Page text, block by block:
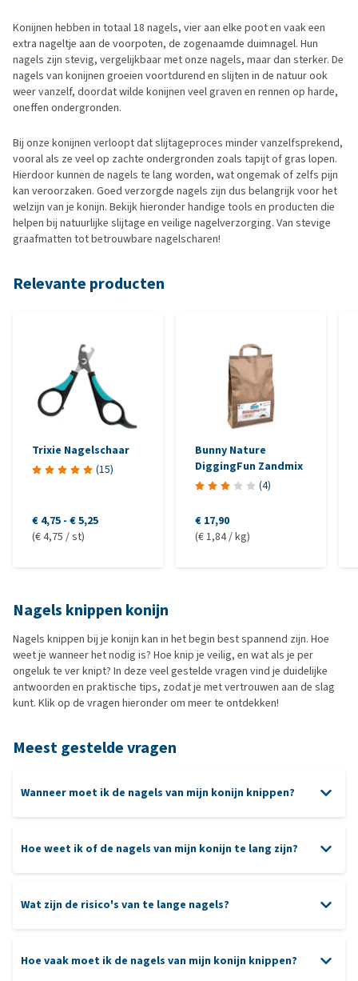
Konijnen hebben in totaal 18 nagels, vier aan elke poot en vaak een
extra nageltje aan de voorpoten, de zogenaamde duimnagel. Hun
nagels zijn stevig, vergelijkbaar met onze nagels, maar dan sterker. De
nagels van konijnen groeien voortdurend en slijten in de natuur ook
weer vanzelf, doordat wilde konijnen veel graven en rennen op harde,
oneffen ondergronden.
Bij onze konijnen verloopt dat slijtageproces minder vanzelfsprekend,
vooral als ze veel op zachte ondergronden zoals tapijt of gras lopen.
Hierdoor kunnen de nagels te lang worden, wat ongemak of zelfs pijn
kan veroorzaken. Goed verzorgde nagels zijn dus belangrijk voor het
welzijn van je konijn. Bekijk hieronder handige tools en producten die
helpen bij natuurlijke slijtage en veilige nagelverzorging. Van stevige
graafmatten tot betrouwbare nagelscharen!
Relevante producten
Trixie Nagelschaar
(15)
€ 4,75 - € 5,25
(€ 4,75 / st)
Bunny Nature
DiggingFun Zandmix
(4)
€ 17,90
(€ 1,84 / kg)
Nagels knippen konijn
Nagels knippen bij je konijn kan in het begin best spannend zijn. Hoe
weet je wanneer het nodig is? Hoe knip je veilig, en wat als je per
ongeluk te ver knipt? In deze veel gestelde vragen vind je duidelijke
antwoorden en praktische tips, zodat je met vertrouwen aan de slag
kunt. Klik op de vragen hieronder om meer te ontdekken!
Meest gestelde vragen
Wanneer moet ik de nagels van mijn konijn knippen?
Hoe weet ik of de nagels van mijn konijn te lang zijn?
Wat zijn de risico's van te lange nagels?
Hoe vaak moet ik de nagels van mijn konijn knippen?